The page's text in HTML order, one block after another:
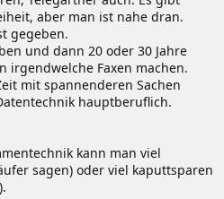
aber man ist nahe dran.
gegeben.
und dann 20 oder 30 Jahre
irgendwelche Faxen machen.
mit spannenderen Sachen
hauptberuflich.
kann man viel
sagen) oder viel kaputtsparen